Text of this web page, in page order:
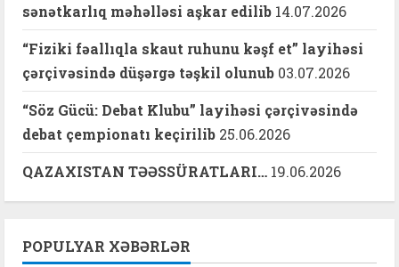
sənətkarlıq məhəlləsi aşkar edilib 14.07.2026
“Fiziki fəallıqla skaut ruhunu kəşf et” layihəsi
çərçivəsində düşərgə təşkil olunub 03.07.2026
“Söz Gücü: Debat Klubu” layihəsi çərçivəsində
debat çempionatı keçirilib 25.06.2026
QAZAXISTAN TƏƏSSÜRATLARI… 19.06.2026
POPULYAR XƏBƏRLƏR